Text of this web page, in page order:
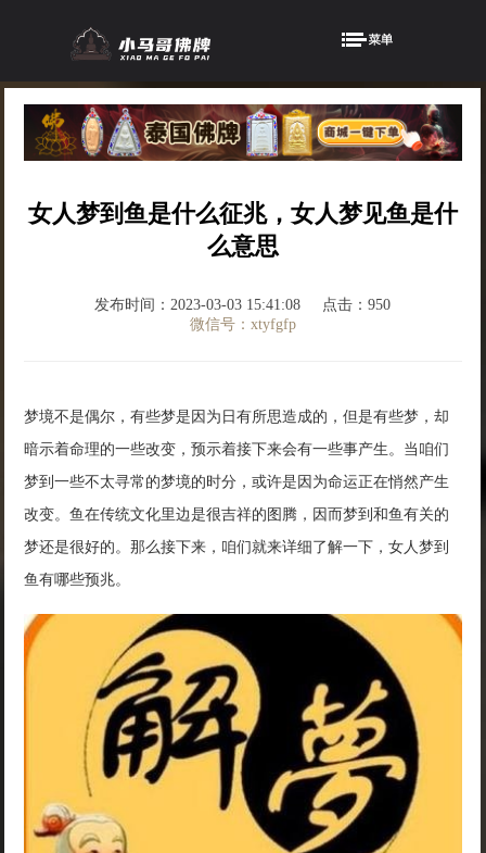
女人梦到鱼是什么征兆，女人梦见鱼是什
么意思
发布时间：2023-03-03 15:41:08
点击：950
微信号：xtyfgfp
梦境不是偶尔，有些梦是因为日有所思造成的，但是有些梦，却
暗示着命理的一些改变，预示着接下来会有一些事产生。当咱们
梦到一些不太寻常的梦境的时分，或许是因为命运正在悄然产生
改变。鱼在传统文化里边是很吉祥的图腾，因而梦到和鱼有关的
梦还是很好的。那么接下来，咱们就来详细了解一下，女人梦到
鱼有哪些预兆。